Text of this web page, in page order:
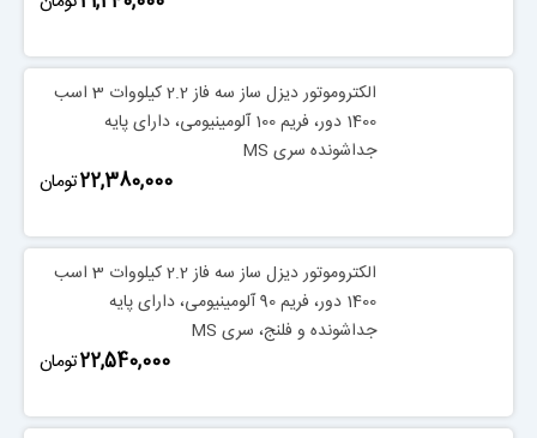
الکتروموتور دیزل ساز سه فاز 2.2 کیلووات 3 اسب
1400 دور، فریم 100 آلومینیومی، دارای پایه
جداشونده سری MS
‎22,380,000تومان
الکتروموتور دیزل ساز سه فاز 2.2 کیلووات 3 اسب
1400 دور، فریم 90 آلومینیومی، دارای پایه
جداشونده و فلنج، سری MS
‎22,540,000تومان